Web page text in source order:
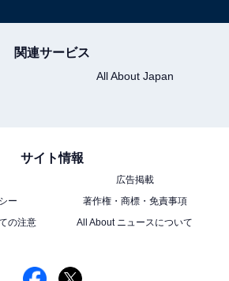
関連サービス
All About Japan
サイト情報
広告掲載
ー
著作権・商標・免責事項
の注意
All About ニュースについて